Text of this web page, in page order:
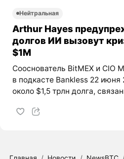
Нейтральная
Arthur Hayes
долгов ИИ вызовут
$1M
Сооснователь BitMEX и CIO
в подкасте Bankless 22 июня
около $1,5 трлн долга,